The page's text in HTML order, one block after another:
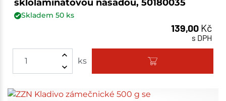
sklolaminátovou násadou, 50180035
Skladem 50ks
139,00 Kč
s DPH
ks